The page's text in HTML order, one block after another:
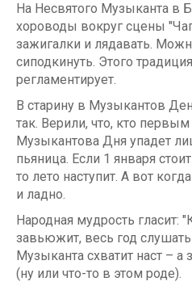
На Несвятого Музыканта в
хороводы вокруг сцены
зажигалки и лядавать.
сиподкинуть. Этого
регламентирует.
В старину в Музыкантов
так. Верили, что, кто
Музыкантова Дня упадет
пьяница. Если 1 января
то лето наступит. А вот
и ладно.
Народная мудрость гласит:
завьюжит, весь год
Музыканта схватит наст – а
(ну или что-то в этом роде).